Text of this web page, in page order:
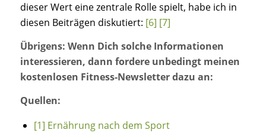
dieser Wert eine zentrale Rolle spielt, habe ich in
diesen Beiträgen diskutiert: [6] [7]
Übrigens: Wenn Dich solche Informationen
interessieren, dann fordere unbedingt meinen
kostenlosen Fitness-Newsletter dazu an:
Quellen:
[1] Ernährung nach dem Sport